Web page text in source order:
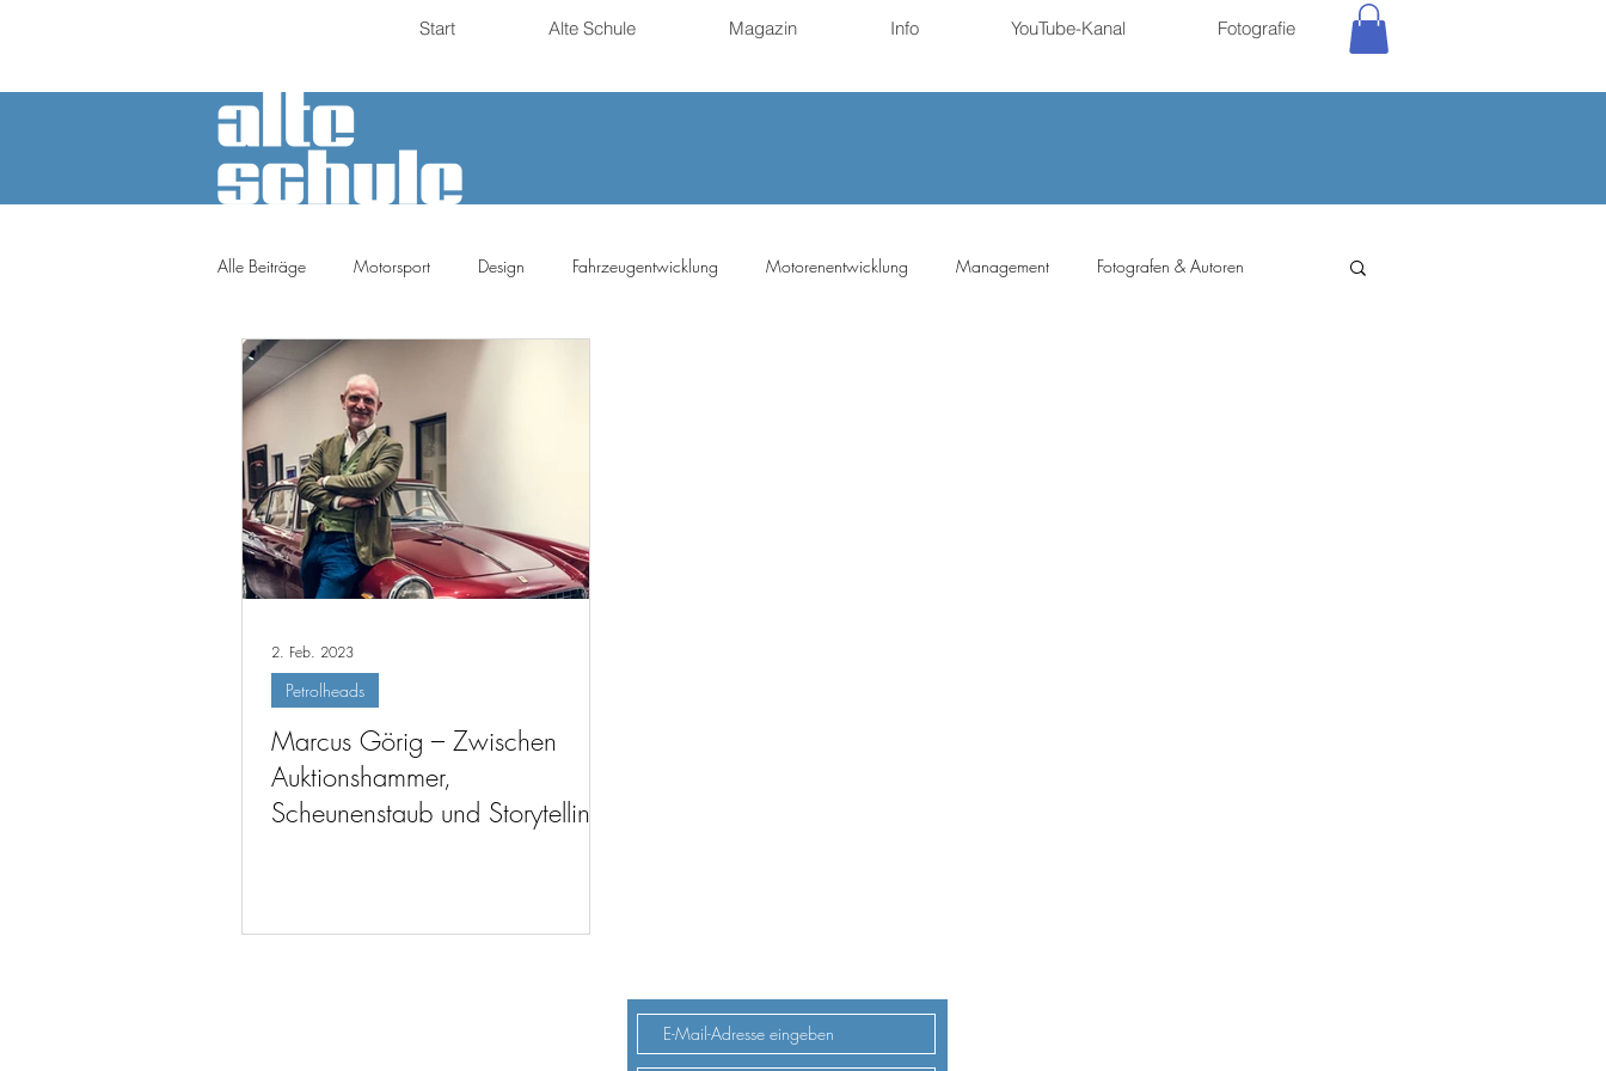
Start Alte Schule Magazin Info YouTube-Kanal Fotografie
Alle Beiträge Motorsport Design Fahrzeugentwicklung Motorenentwicklung Management Fotografen & Autoren
Petrolheads
Marcus Görig – Zwischen
Auktionshammer,
Scheunenstaub und Storytelling
Petrolheads
2. Feb. 2023